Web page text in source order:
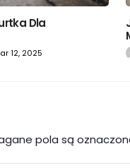
Dla
12, 2025
pola są